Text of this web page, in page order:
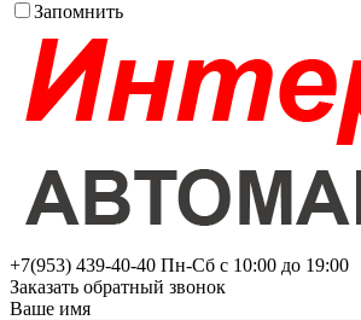
Запомнить
+7(953) 439-40-40 Пн-Сб с 10:00 до 19:00
Заказать обратный звонок
Ваше имя